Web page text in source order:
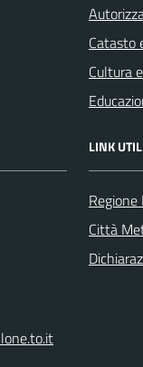
Catasto
Cultura
LINK
Città